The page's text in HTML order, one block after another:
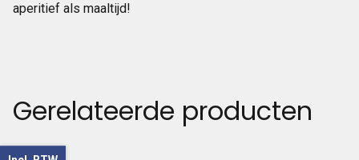
aperitief als maaltijd!
Gerelateerde producten